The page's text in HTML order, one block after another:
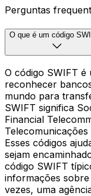
Perguntas
O que é um código
O código SWIFT
reconhecer
mundo para
SWIFT significa
Financial
Esses códigos
sejam
código SWIFT
informações
vezes, uma